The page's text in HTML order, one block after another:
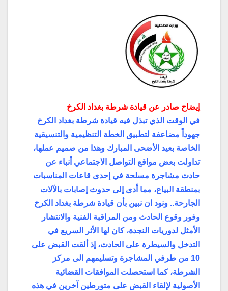
إيضاح صادر عن قيادة شرطة بغداد الكرخ
في الوقت الذي تبذل فيه قيادة شرطة بغداد الكرخ
جهوداً مضاعفة لتطبيق الخطة التنظيمية والتنسيقية
الخاصة بعيد الأضحى المبارك وهذا من صميم عملها،
تداولت بعض مواقع التواصل الاجتماعي أنباء عن
حادث مشاجرة مسلحة في إحدى قاعات المناسبات
بمنطقة البياع، مما أدى إلى حدوث إصابات بالآلات
الجارحة.. ونود ان نبين بأن قيادة شرطة بغداد الكرخ
وفور وقوع الحادث ومن المراقبة الفنية والانتشار
الأمثل لدوريات النجدة، كان لها الأثر السريع في
التدخل والسيطرة على الحادث، إذ ألقت القبض على
10 من طرفي المشاجرة وتسليمهم الى مركز
الشرطة، كما استحصلت الموافقات القضائية
الأصولية لإلقاء القبض على متورطين آخرين في هذه